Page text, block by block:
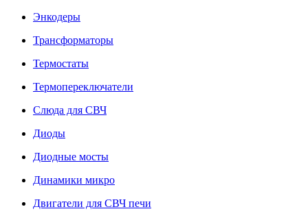
Энкодеры
Трансформаторы
Термостаты
Термопереключатели
Слюда для СВЧ
Диоды
Диодные мосты
Динамики микро
Двигатели для СВЧ печи